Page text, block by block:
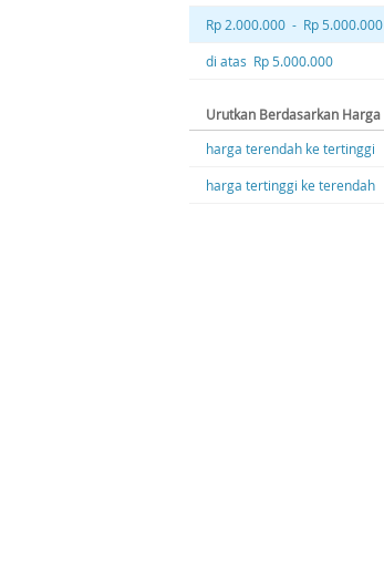
Rp 2.000.000 - Rp 5.000.000
di atas Rp 5.000.000
Urutkan Berdasarkan Harga
harga terendah ke tertinggi
harga tertinggi ke terendah